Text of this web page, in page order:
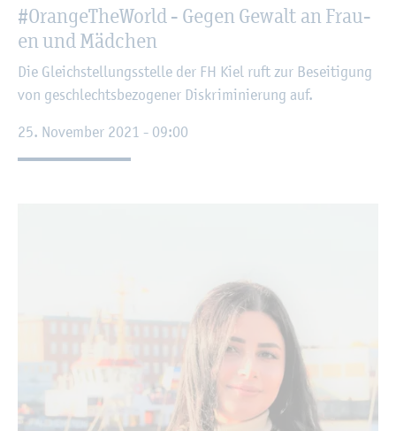
#Oran­ge­The­Wor­ld - Gegen Ge­walt an Frau­
en und Mäd­chen
Die Gleich­stel­lungs­stel­le der FH Kiel ruft zur Be­sei­ti­gung
von ge­schlechts­be­zo­ge­ner Dis­kri­mi­nie­rung auf.
25. No­vem­ber 2021 - 09:00